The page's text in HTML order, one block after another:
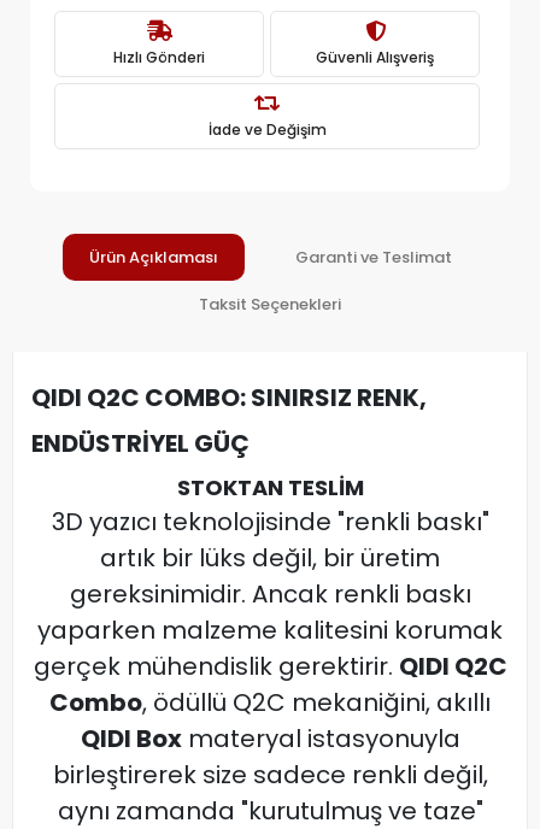
Hızlı Gönderi Güvenli Alışveriş
İade ve Değişim
Ürün Açıklaması Garanti ve Teslimat
Taksit Seçenekleri
QIDI Q2C COMBO: SINIRSIZ RENK,
ENDÜSTRİYEL GÜÇ
STOKTAN TESLİM
3D yazıcı teknolojisinde "renkli baskı"
artık bir lüks değil, bir üretim
gereksinimidir. Ancak renkli baskı
yaparken malzeme kalitesini korumak
gerçek mühendislik gerektirir. QIDI Q2C
Combo, ödüllü Q2C mekaniğini, akıllı
QIDI Boxmateryal istasyonuyla
birleştirerek size sadece renkli değil,
aynı zamanda "kurutulmuş ve taze"